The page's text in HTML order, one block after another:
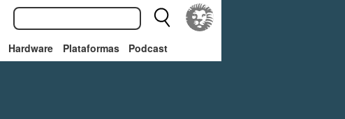
Hardware Plataformas Podcast